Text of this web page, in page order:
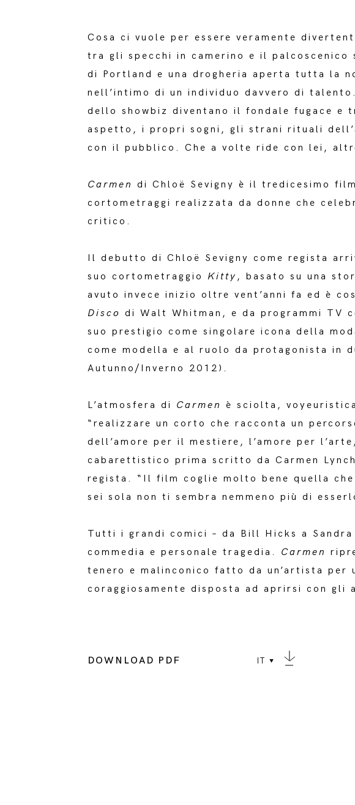
Cosa ci vuole per essere veramente
tra gli specchi in camerino e il palcoscenico
di Portland e una drogheria aperta tutta la
nell’intimo di un individuo davvero di
dello showbiz diventano il fondale fugace e
aspetto, i propri sogni, gli strani rituali
con il pubblico. Che a volte ride con lei,
Carmen di Chloë Sevigny è il tredicesimo
cortometraggi realizzata da donne che
critico.
Il debutto di Chloë Sevigny come regista
suo cortometraggioKitty , basato su una
avuto invece inizio oltre vent’anni fa ed è
Disco di Walt Whitman, e da programmi TV
suo prestigio come singolare icona della
come modella e al ruolo da protagonista in
Autunno/Inverno 2012).
L’atmosfera di Carmen è sciolta,
“realizzare un corto che racconta un
dell’amore per il mestiere, l’amore per
cabarettistico prima scritto da Carmen
regista. “Il film coglie molto bene quella
sei sola non ti sembra nemmeno più di
Tutti i grandi comici – da Bill Hicks a
commedia e personale tragedia. Carmen
tenero e malinconico fatto da un’artista per
coraggiosamente disposta ad aprirsi con gli
DOWNLOAD PDF IT